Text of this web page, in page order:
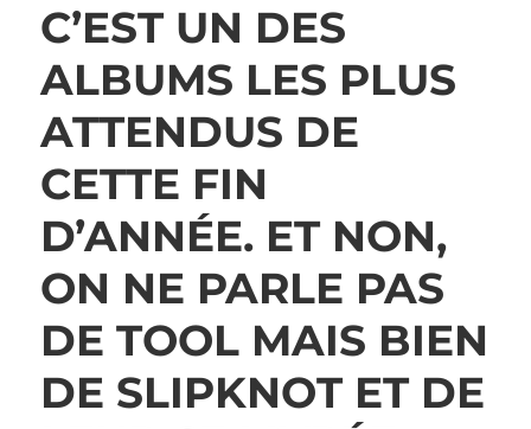
C’EST UN DES
ALBUMS LES PLUS
ATTENDUS DE
CETTE FIN
D’ANNÉE. ET NON,
ON NE PARLE PAS
DE TOOL MAIS BIEN
DE SLIPKNOT ET DE